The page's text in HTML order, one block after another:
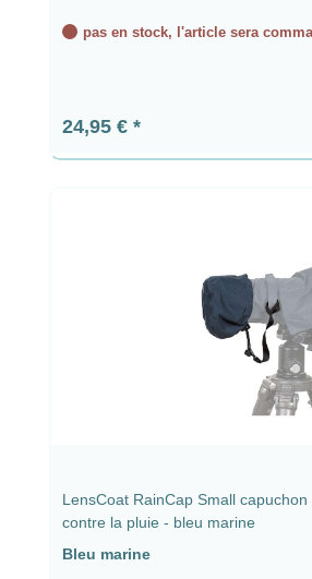
pas en stock, l'article sera
Prix régulier :
24,95 €
LensCoat RainCap Small
contre la pluie - bleu marine
Bleu marine